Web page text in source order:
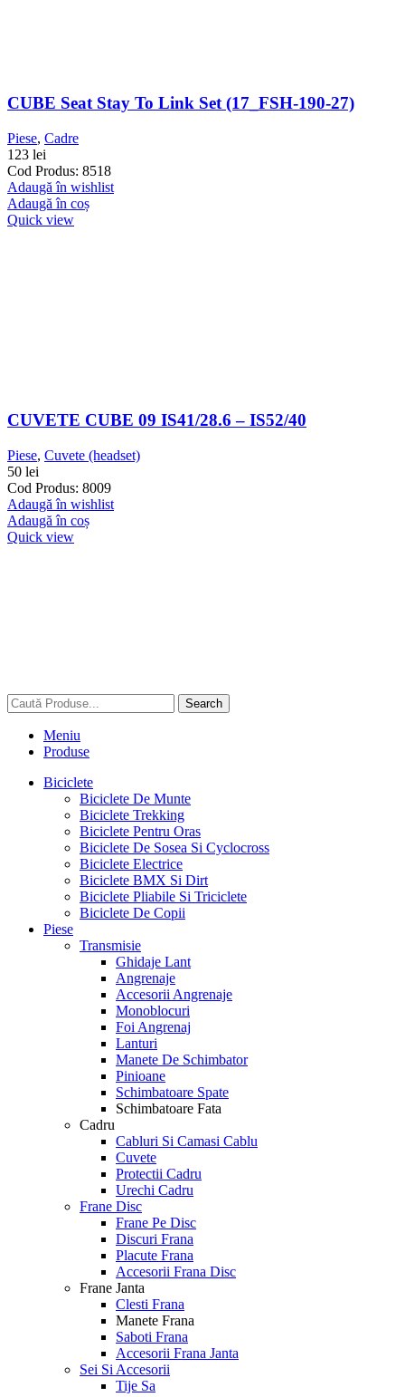
CUBE Seat Stay To Link Set (17_FSH-190-27)
Piese, Cadre
123 lei
Cod Produs: 8518
Adaugă în wishlist
Adaugă în coș
Quick view
CUVETE CUBE 09 IS41/28.6 – IS52/40
Piese, Cuvete (headset)
50 lei
Cod Produs: 8009
Adaugă în wishlist
Adaugă în coș
Quick view
Search
Meniu
Produse
Biciclete
Biciclete De Munte
Biciclete Trekking
Biciclete Pentru Oras
Biciclete De Sosea Si Cyclocross
Biciclete Electrice
Biciclete BMX Si Dirt
Biciclete Pliabile Si Triciclete
Biciclete De Copii
Piese
Transmisie
Ghidaje Lant
Angrenaje
Accesorii Angrenaje
Monoblocuri
Foi Angrenaj
Lanturi
Manete De Schimbator
Pinioane
Schimbatoare Spate
Schimbatoare Fata
Cadru
Cabluri Si Camasi Cablu
Cuvete
Protectii Cadru
Urechi Cadru
Frane Disc
Frane Pe Disc
Discuri Frana
Placute Frana
Accesorii Frana Disc
Frane Janta
Clesti Frana
Manete Frana
Saboti Frana
Accesorii Frana Janta
Sei Si Accesorii
Tije Sa